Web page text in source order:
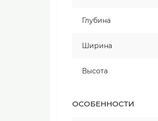
Глубина
Ширина
Высота
ОСОБЕННОСТИ